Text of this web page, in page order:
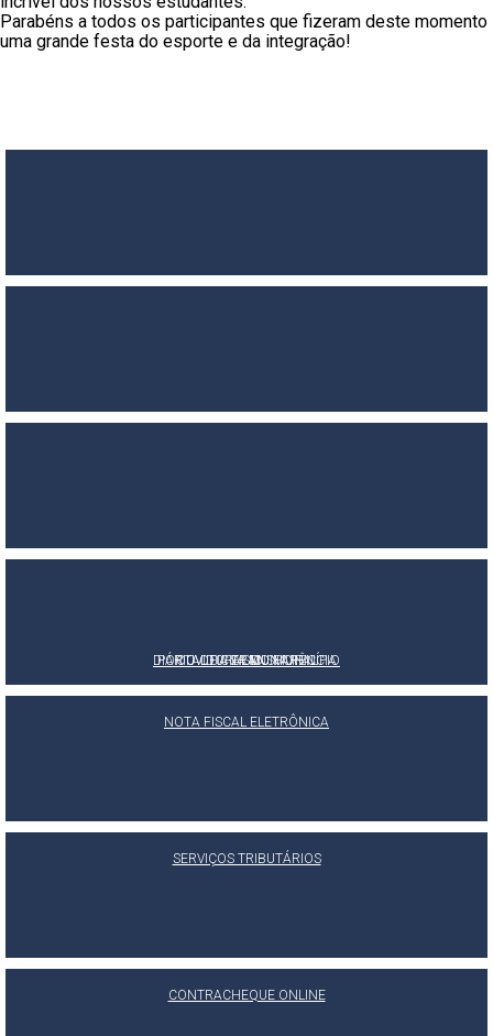
Parabéns a todos os participantes que fizeram deste momento
uma grande festa do esporte e da integração!
PORTAL DA TRANSPARÊNCIA
E-SIC
OUVIDORIA MUNICIPAL
DIÁRIO OFICIAL DO MUNICÍPIO
NOTA FISCAL ELETRÔNICA
SERVIÇOS TRIBUTÁRIOS
CONTRACHEQUE ONLINE